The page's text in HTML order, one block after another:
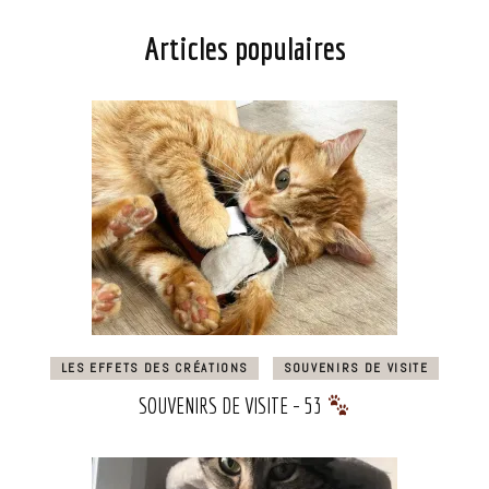
Articles populaires
LES EFFETS DES CRÉATIONS SOUVENIRS DE VISITE
SOUVENIRS DE VISITE – 53